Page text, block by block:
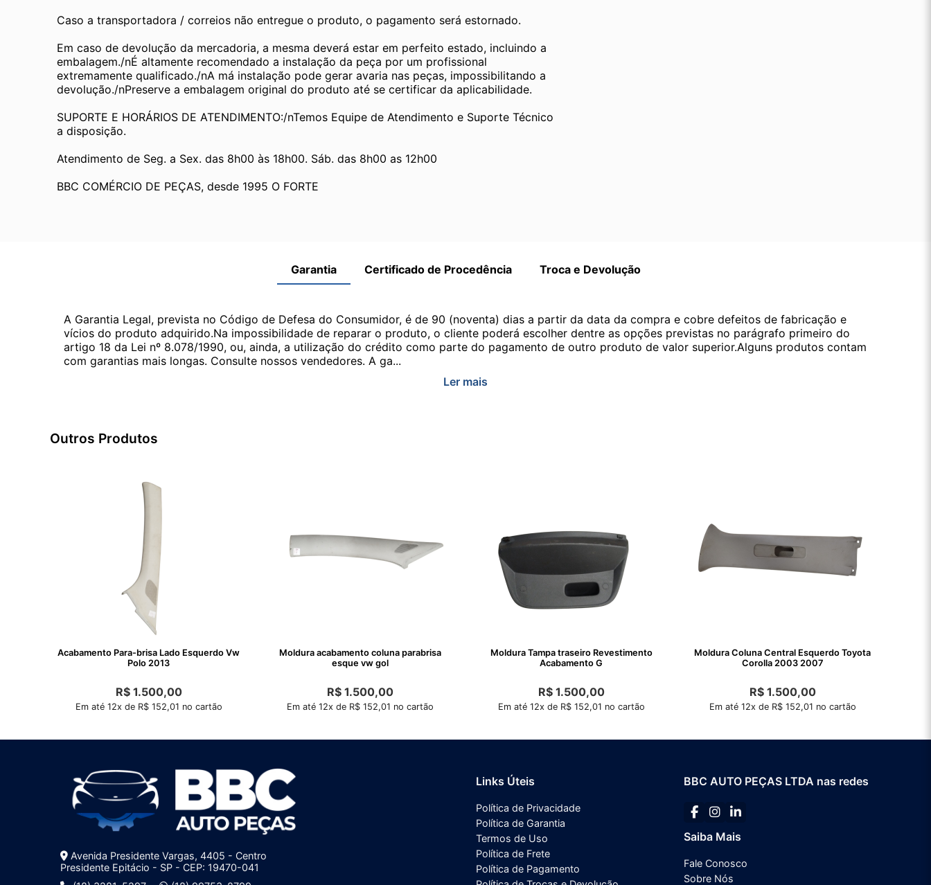
Caso a transportadora / correios não entregue o produto, o pagamento será estornado.
Em caso de devolução da mercadoria, a mesma deverá estar em perfeito estado, incluindo a
embalagem./nÉ altamente recomendado a instalação da peça por um profissional
extremamente qualificado./nA má instalação pode gerar avaria nas peças, impossibilitando a
devolução./nPreserve a embalagem original do produto até se certificar da aplicabilidade.
SUPORTE E HORÁRIOS DE ATENDIMENTO:/nTemos Equipe de Atendimento e Suporte Técnico
a disposição.
Atendimento de Seg. a Sex. das 8h00 às 18h00. Sáb. das 8h00 as 12h00
BBC COMÉRCIO DE PEÇAS, desde 1995 O FORTE
Garantia Certificado de Procedência Troca e Devolução
A Garantia Legal, prevista no Código de Defesa do Consumidor, é de 90 (noventa) dias a partir da data da compra e cobre defeitos de fabricação e
vícios do produto adquirido.Na impossibilidade de reparar o produto, o cliente poderá escolher dentre as opções previstas no parágrafo primeiro do
artigo 18 da Lei nº 8.078/1990, ou, ainda, a utilização do crédito como parte do pagamento de outro produto de valor superior.Alguns produtos contam
com garantias mais longas. Consulte nossos vendedores. A ga...
Ler mais
Outros Produtos
Acabamento Para-brisa Lado Esquerdo Vw
Polo 2013
R$1.500,00
Em até 12x de R$ 152,01 no cartão
Moldura acabamento coluna parabrisa
esque vw gol
R$1.500,00
Em até 12x de R$ 152,01 no cartão
Moldura Tampa traseiro Revestimento
Acabamento G
R$1.500,00
Em até 12x de R$ 152,01 no cartão
Moldura Coluna Central Esquerdo Toyota
Corolla 2003 2007
R$1.500,00
Em até 12x de R$ 152,01 no cartão
Avenida Presidente Vargas, 4405 - Centro
Presidente Epitácio - SP - CEP: 19470-041
Links Úteis
Política de Privacidade
Política de Garantia
Termos de Uso
Política de Frete
Política de Pagamento
BBC AUTO PEÇAS LTDA nas redes
Saiba Mais
Fale Conosco
Sobre Nós